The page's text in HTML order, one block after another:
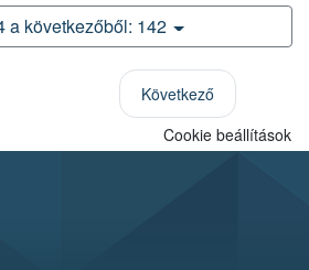
a következőből: 142
Következő
Cookie beállítások